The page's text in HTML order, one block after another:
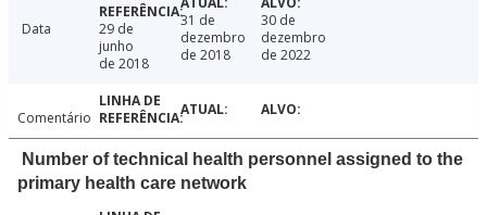
Data
29 de
junho
de 2018
31 de
dezembro
de 2018
30 de
dezembro
de 2022
Comentário
Number of technical health personnel assigned to the
primary health care network